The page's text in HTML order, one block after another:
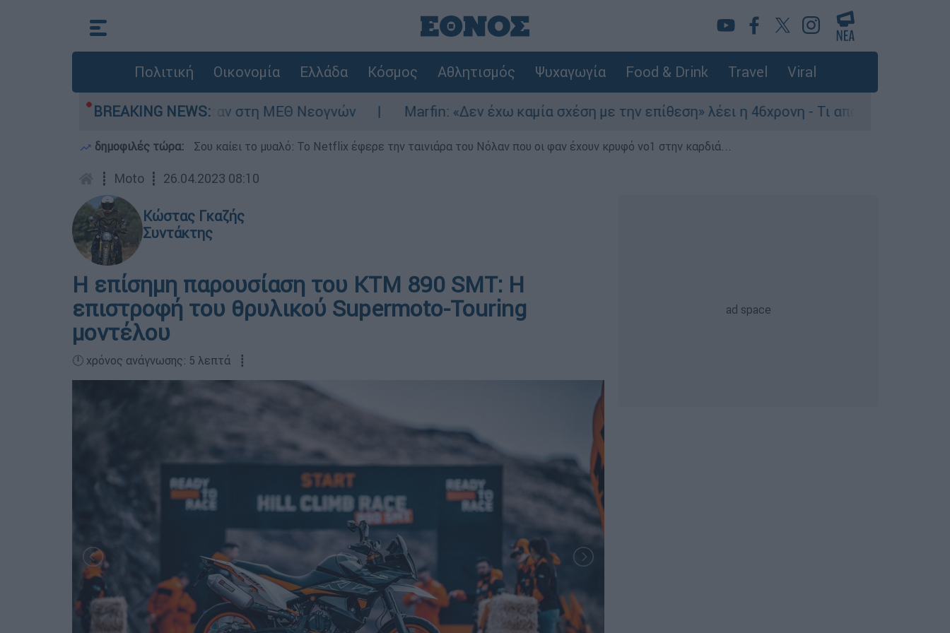
Πολιτική Οικονομία Ελλάδα Κόσμος Αθλητισμός Ψυχαγωγία Food & Drink Travel Viral
BREAKING NEWS:
- Νοσηλευόταν στη ΜΕΘ Νεογνών Marfin: «Δεν έχω καμία σχέση με την επίθεση» λέει η 46χρονη - Τι αποκάλυψε στους
δημοφιλές τώρα: Σου καίει το μυαλό: Το Netflix έφερε την ταινιάρα του Νόλαν που οι φαν έχουν κρυφό νο1 στην καρδιά...
┋ Moto ┋ 26.04.2023 08:10
Κώστας Γκαζής
Συντάκτης
Η επίσημη παρουσίαση του KTM 890 SMT: Η
επιστροφή του θρυλικού Supermoto-Touring
μοντέλου
🕛 χρόνος ανάγνωσης: 5 λεπτά ┋